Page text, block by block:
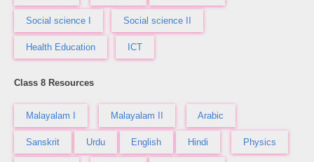
Social science I Social science II
Health Education ICT
Class 8 Resources
Malayalam I Malayalam II Arabic
Sanskrit Urdu English Hindi Physics